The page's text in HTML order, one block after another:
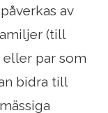
av
(till
par som
bidra till